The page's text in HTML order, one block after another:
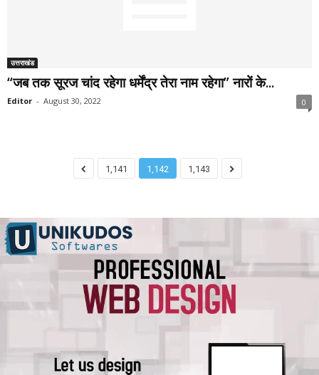
उत्तराखंड
“जब तक सूरज चांद रहेगा धर्मेंद्र तेरा नाम रहेगा” नारों के...
Editor - August 30, 2022 0
1,141 1,142 1,143